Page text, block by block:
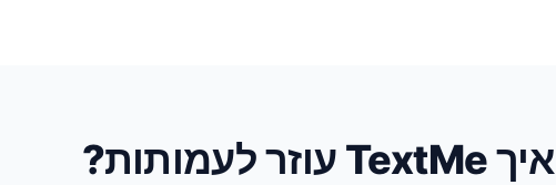
איך TextMe עוזר לעמותות?